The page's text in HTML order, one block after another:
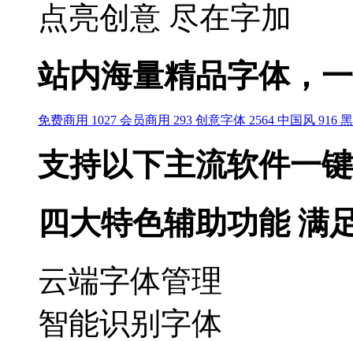
点亮创意 尽在字加
站内海量精品字体，
免费商用 1027 会员商用 293 创意字体 2564 中国风 916
支持以下主流软件一
四大特色辅助功能 满
云端字体管理
智能识别字体